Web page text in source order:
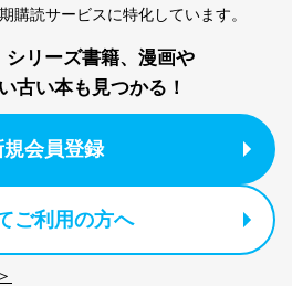
購読サービスに特化しています。
シリーズ書籍、漫画や
古い本も見つかる！
規会員登録
ご利用の方へ